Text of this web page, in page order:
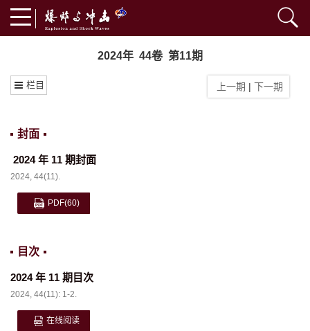
2024年 44卷 第11期
栏目 上一期 | 下一期
封面
2024 年 11 期封面
2024, 44(11).
PDF(60)
目次
2024 年 11 期目次
2024, 44(11): 1-2.
在线阅读